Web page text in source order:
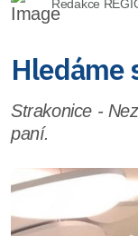
Redakce
Hledáme
Strakonice -
paní.